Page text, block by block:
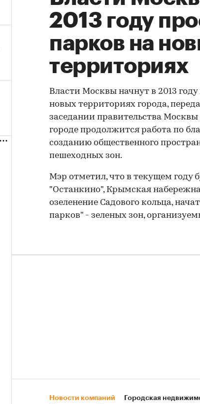
2013 году
парков на
территориях
Власти Москвы начнут в 2013
новых территориях города,
заседании правительства
городе продолжится работа по
созданию общественного
пешеходных зон.
Мэр отметил, что в текущем году
"Останкино", Крымская
озеленение Садового кольца,
парков" - зеленых зон,
Новости компаний Городская